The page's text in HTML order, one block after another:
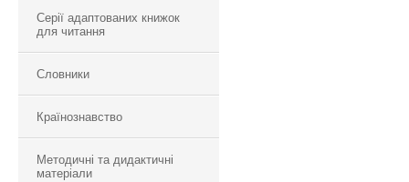
Серії адаптованих книжок
для читання
Словники
Країнознавство
Методичні та дидактичні
матеріали